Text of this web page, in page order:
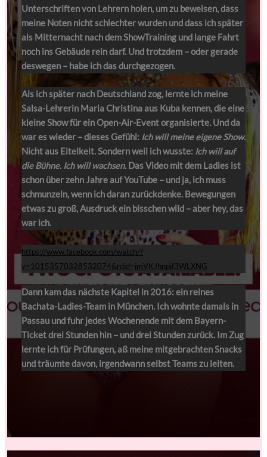
Unterschriften von Lehrern holen, um zu beweisen, dass
meine Noten nicht schlechter wurden und dass ich später
als Mitternacht nach dem ShowTraining und lange Fahrt
noch ins Gebäude rein darf. Und trotzdem – oder gerade
deswegen – habe ich das durchgezogen.
Als ich später nach Deutschland zog, lernte ich meine
Salsa-Lehrerin Maria Christina aus Kuba kennen, die eine
kleine Show für ein Open-Air-Event organisierte. Und da
war es wieder – dieses Gefühl: Ich will meine eigene Show.
Nicht aus Eitelkeit. Sondern weil ich wusste: Ich will auf
die Bühne. Ich will wachsen.Das Video mit dem Ladies ist
schon über zehn Jahre auf YouTube – und ja, ich muss
schmunzeln, wenn ich daran zurückdenke. Bewegungen
etwas zu groß, Ausdruck ein bisschen wild – aber hey, das
war ich.
https://www.facebook.com/watch/?
v=10153570328532074&rdid=jmVKJhnpjf3WLXNG
Dann kam das nächste Kapitel in 2016: ein reines
Bachata-Ladies-Team in München. Ich wohnte damals in
Passau und fuhr jedes Wochenende mit dem Bayern-
Ticket drei Stunden hin – und drei Stunden zurück. Im Zug
lernte ich für Prüfungen, aß meine mitgebrachten Snacks
und träumte davon, irgendwann selbst Teams zu leiten.